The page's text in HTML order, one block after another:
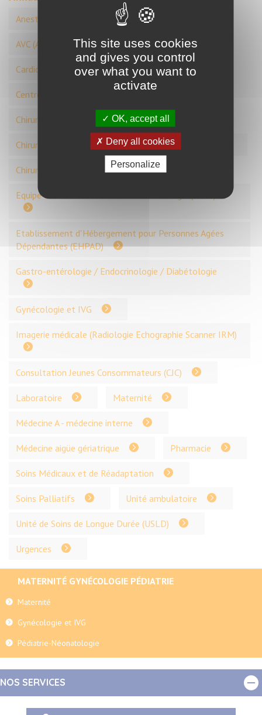
Anesthésie - Unité de surveillance continue
AVC (Accident Vasculaire Cérébral)
Cardiologie Centre de santé
Centre de Soins en Addictologie (CSAPA)
Chirurgie digestive, urologique et vasculaire
Chirurgie gynécologique Chirurgie ORL
Chirurgie orthopédique
Equipe de liaison et de soins en addictologie (ELSA)
Etablissement d'Hébergement pour Personnes Agées
Dépendantes (EHPAD)
Gastro-entérologie / Endocrinologie / Diabétologie
Gynécologie et IVG
Imagerie médicale (Radiologie Echographie Scanner IRM)
Consultation Jeunes Consommateurs (CJC)
Laboratoire Maternité
Médecine A - médecine interne
Médecine aigüe gériatrique Pharmacie
Soins Médicaux et de Réadaptation
Soins Palliatifs Unité ambulatoire
Unité de Soins de Longue Durée (USLD)
Urgences
MATERNITÉ GYNÉCOLOGIE PÉDIATRIE
Maternité
Gynécologie et IVG
Pédiatrie-Néonatologie
NOS SERVICES
This site uses cookies
and gives you control
over what you want to
activate
OK, accept all
Deny all cookies
Personalize